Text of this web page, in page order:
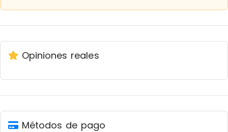
Opiniones reales
Métodos de pago